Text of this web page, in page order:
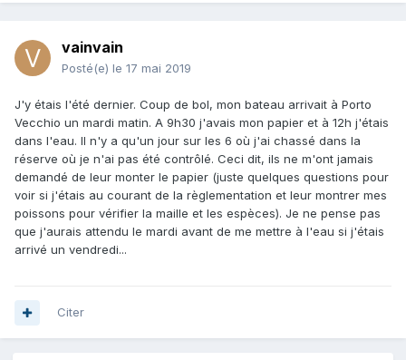
vainvain
Posté(e) le 17 mai 2019
J'y étais l'été dernier. Coup de bol, mon bateau arrivait à Porto
Vecchio un mardi matin. A 9h30 j'avais mon papier et à 12h j'étais
dans l'eau. Il n'y a qu'un jour sur les 6 où j'ai chassé dans la
réserve où je n'ai pas été contrôlé. Ceci dit, ils ne m'ont jamais
demandé de leur monter le papier (juste quelques questions pour
voir si j'étais au courant de la règlementation et leur montrer mes
poissons pour vérifier la maille et les espèces). Je ne pense pas
que j'aurais attendu le mardi avant de me mettre à l'eau si j'étais
arrivé un vendredi...
Citer